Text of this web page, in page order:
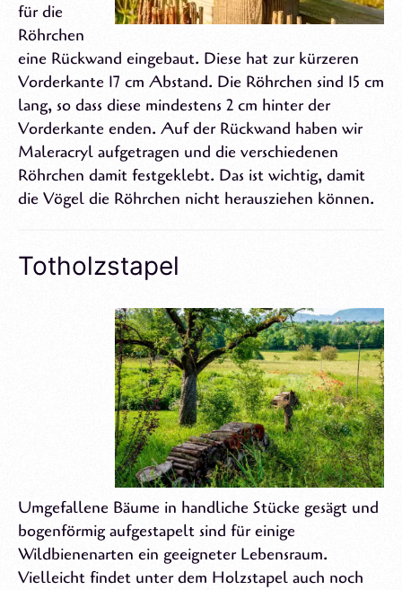
für die
Röhrchen
eine Rückwand eingebaut. Diese hat zur kürzeren
Vorderkante 17 cm Abstand. Die Röhrchen sind 15 cm
lang, so dass diese mindestens 2 cm hinter der
Vorderkante enden. Auf der Rückwand haben wir
Maleracryl aufgetragen und die verschiedenen
Röhrchen damit festgeklebt. Das ist wichtig, damit
die Vögel die Röhrchen nicht herausziehen können.
Totholzstapel
Umgefallene Bäume in handliche Stücke gesägt und
bogenförmig aufgestapelt sind für einige
Wildbienenarten ein geeigneter Lebensraum.
Vielleicht findet unter dem Holzstapel auch noch